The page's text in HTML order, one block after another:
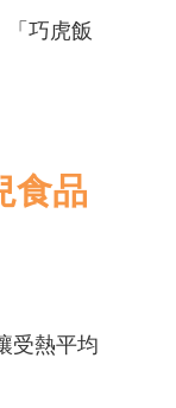
巧虎飯
食品
受熱平均